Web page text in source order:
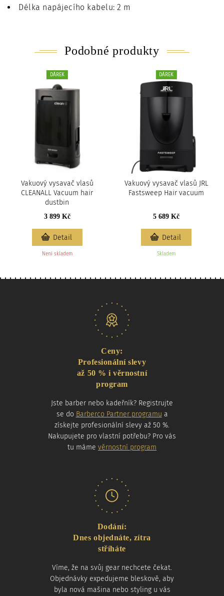
Délka napájecího kabelu: 2 m
Podobné produkty
Vakuový vysavač vlasů
CLEANALL Vacuum hair
dustbin
DÁREK
3 899 Kč
Není skladem
Detail
Vakuový vysavač vlasů JRL
Fastsweep Hair vacuum
DÁREK
5 689 Kč
Skladem
Detail
Ceny:
Profesionální slevy
až 50 % i věrnostní
program
Jste barber nebo kadeřník? Registrujte
se do Barberco Partner programu a
získejte profesionální slevy až 50 %.
Nakupujete pro vlastní potřebu? Pro vás
tu máme věrnostní program
Dodání:
Dnes objednáte, zítra
stříháte
Víme, že na svůj gear nechcete čekat.
Objednávky expedujeme bleskově, aby
byla nová mašina nebo styling u vás